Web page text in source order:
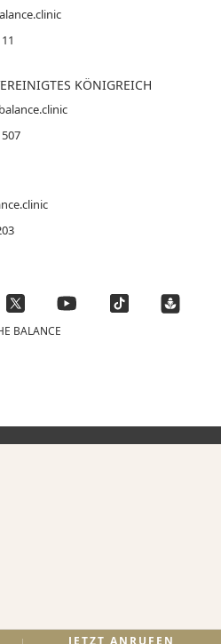
KÖNIGREICH
BALANCE
JETZT ANRUFEN